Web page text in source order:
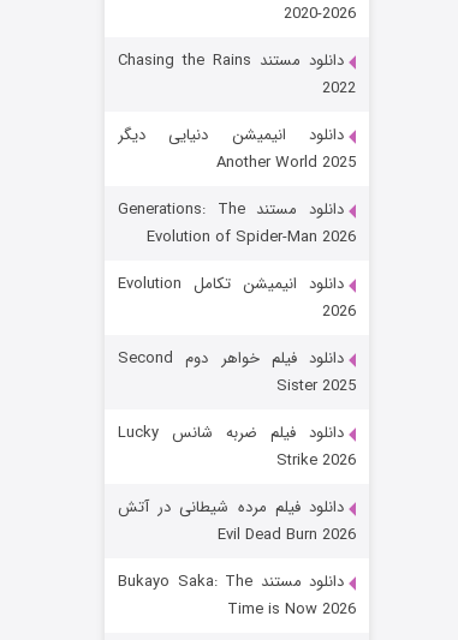
قسمت
رویایی برای تو
قسمت
2020-2026
دانلود مستند Chasing the Rains
2022
دانلود انیمیشن دنیایی دیگر
Another World 2025
دانلود مستند Generations: The
Evolution of Spider-Man 2026
دانلود انیمیشن تکامل Evolution
2026
دانلود فیلم خواهر دوم Second
Sister 2025
دانلود فیلم ضربه شانس Lucky
Strike 2026
دانلود فیلم مرده شیطانی در آتش
Evil Dead Burn 2026
دانلود مستند Bukayo Saka: The
Time is Now 2026